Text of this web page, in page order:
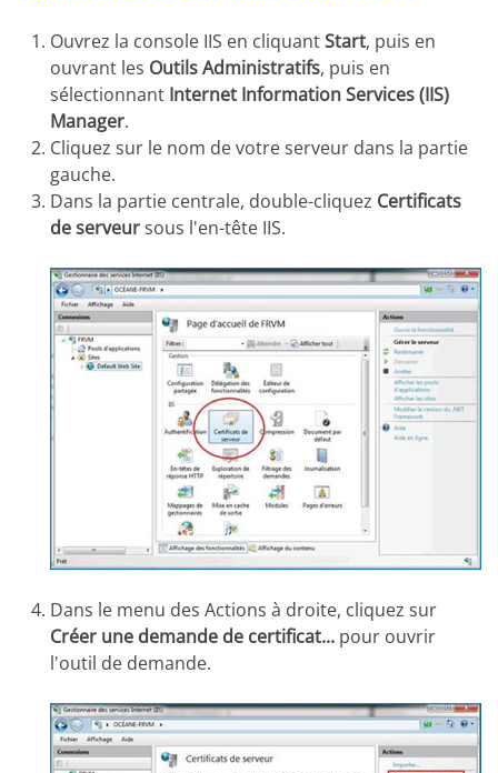
Ouvrez la console IIS en cliquantStart, puis en
ouvrant les Outils Administratifs, puis en
sélectionnant Internet Information Services (IIS)
Manager.
Cliquez sur le nom de votre serveur dans la partie
gauche.
Dans la partie centrale, double-cliquez Certificats
de serveursous l'en-tête IIS.
Dans le menu des Actions à droite, cliquez sur
Créer une demande de certificat... pour ouvrir
l'outil de demande.